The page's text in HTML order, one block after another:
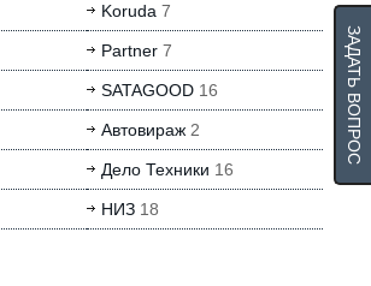
Koruda 7
Partner7
SATAGOOD16
Автовираж2
Дело Техники 16
НИЗ18
ЗАДАТЬ ВОПРОС